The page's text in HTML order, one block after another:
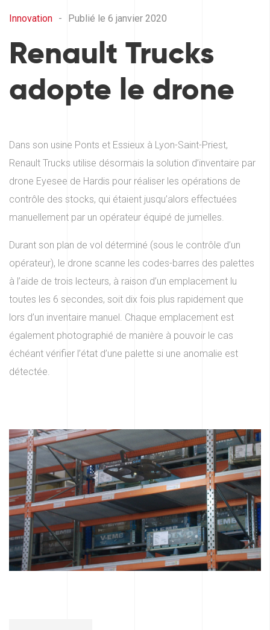
Innovation - Publié le 6 janvier 2020
Renault Trucks
adopte le drone
Dans son usine Ponts et Essieux à Lyon-Saint-Priest,
Renault Trucks utilise désormais la solution d’inventaire par
drone Eyesee de Hardis pour réaliser les opérations de
contrôle des stocks, qui étaient jusqu’alors effectuées
manuellement par un opérateur équipé de jumelles.
Durant son plan de vol déterminé (sous le contrôle d’un
opérateur), le drone scanne les codes-barres des palettes
à l’aide de trois lecteurs, à raison d’un emplacement lu
toutes les 6 secondes, soit dix fois plus rapidement que
lors d’un inventaire manuel. Chaque emplacement est
également photographié de manière à pouvoir le cas
échéant vérifier l’état d’une palette si une anomalie est
détectée.